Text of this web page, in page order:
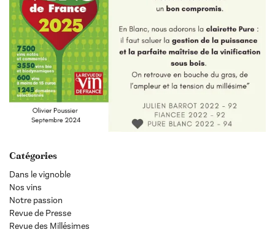
Catégories
Dans le vignoble
Nos vins
Notre passion
Revue de Presse
Revue des Millésimes